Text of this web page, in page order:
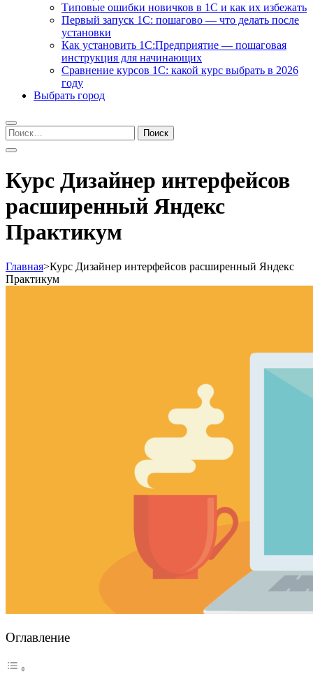
Типовые ошибки новичков в 1С и как их избежать
Первый запуск 1С: пошагово — что делать после
установки
Как установить 1С:Предприятие — пошаговая
инструкция для начинающих
Сравнение курсов 1С: какой курс выбрать в 2026
году
Выбрать город
Найти:
Курс Дизайнер интерфейсов
расширенный Яндекс
Практикум
Главная>Курс Дизайнер интерфейсов расширенный Яндекс
Практикум
Оглавление